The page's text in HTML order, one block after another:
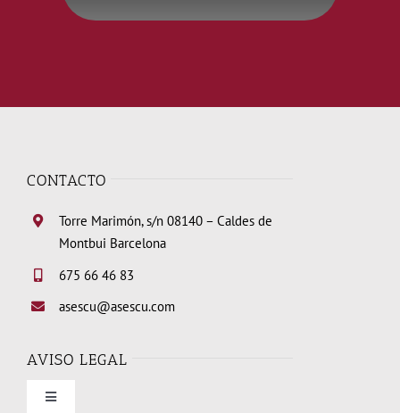
CONTACTO
Torre Marimón, s/n 08140 – Caldes de
Montbui Barcelona
675 66 46 83
asescu@asescu.com
AVISO LEGAL
Toggle